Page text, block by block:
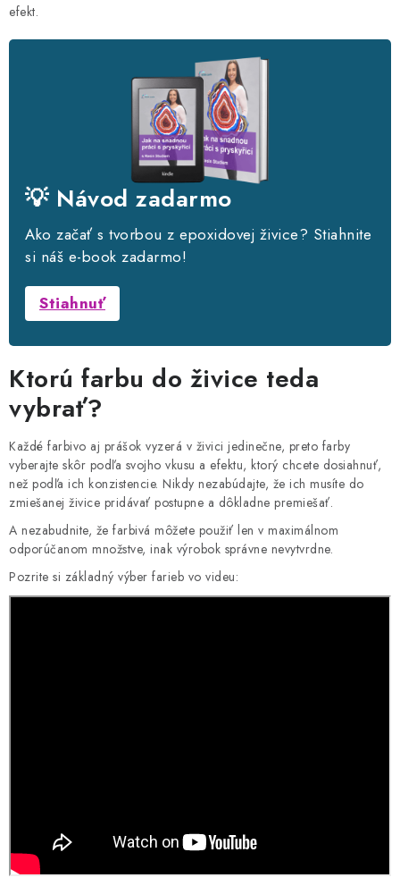
efekt.
💡 Návod zadarmo
Ako začať s tvorbou z epoxidovej živice? Stiahnite
si náš e-book zadarmo!
Stiahnuť
Ktorú farbu do živice teda
vybrať?
Každé farbivo aj prášok vyzerá v živici jedinečne, preto farby
vyberajte skôr podľa svojho vkusu a efektu, ktorý chcete dosiahnuť,
než podľa ich konzistencie. Nikdy nezabúdajte, že ich musíte do
zmiešanej živice pridávať postupne a dôkladne premiešať.
A nezabudnite, že farbivá môžete použiť len v maximálnom
odporúčanom množstve, inak výrobok správne nevytvrdne.
Pozrite si základný výber farieb vo videu: